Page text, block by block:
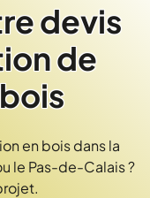
devis
de
en bois dans la
le Pas-de-Calais ?